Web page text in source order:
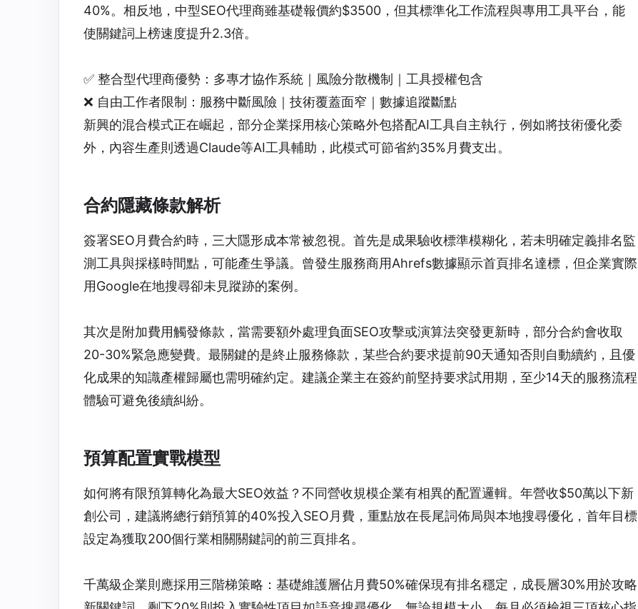
40%。相反地，中型SEO代理商雖基礎報價約$3500，但其標準化工作流程與專用工具平台，能
使關鍵詞上榜速度提升2.3倍。
✅ 整合型代理商優勢：多專才協作系統｜風險分散機制｜工具授權包含
❌ 自由工作者限制：服務中斷風險｜技術覆蓋面窄｜數據追蹤斷點
新興的混合模式正在崛起，部分企業採用核心策略外包搭配AI工具自主執行，例如將技術優化委
外，內容生產則透過Claude等AI工具輔助，此模式可節省約35%月費支出。
合約隱藏條款解析
簽署SEO月費合約時，三大隱形成本常被忽視。首先是成果驗收標準模糊化，若未明確定義排名監
測工具與採樣時間點，可能產生爭議。曾發生服務商用Ahrefs數據顯示首頁排名達標，但企業實際
用Google在地搜尋卻未見蹤跡的案例。
其次是附加費用觸發條款，當需要額外處理負面SEO攻擊或演算法突發更新時，部分合約會收取
20-30%緊急應變費。最關鍵的是終止服務條款，某些合約要求提前90天通知否則自動續約，且優
化成果的知識產權歸屬也需明確約定。建議企業主在簽約前堅持要求試用期，至少14天的服務流程
體驗可避免後續糾紛。
預算配置實戰模型
如何將有限預算轉化為最大SEO效益？不同營收規模企業有相異的配置邏輯。年營收$50萬以下新
創公司，建議將總行銷預算的40%投入SEO月費 ，重點放在長尾詞佈局與本地搜尋優化，首年目標
設定為獲取200個行業相關關鍵詞的前三頁排名。
千萬級企業則應採用三階梯策略：基礎維護層佔月費50%確保現有排名穩定，成長層30%用於攻略